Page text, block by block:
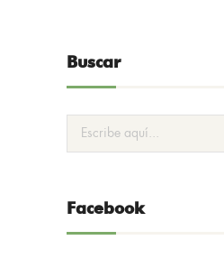
Buscar
Facebook